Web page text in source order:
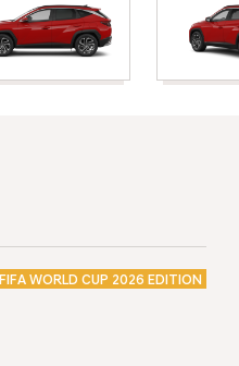
FIFA WORLD CUP 2026 EDITION